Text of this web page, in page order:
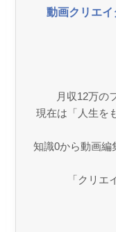
動画クリエ
月収12万の
現在は「人生を
知識0から動画編
「クリエ